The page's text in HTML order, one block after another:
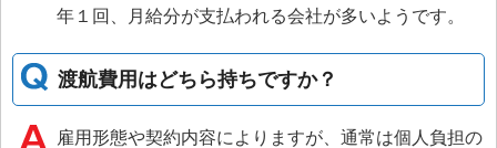
年１回、月給分が支払われる会社が多いようです。
渡航費用はどちら持ちですか？
雇用形態や契約内容によりますが、通常は個人負担の